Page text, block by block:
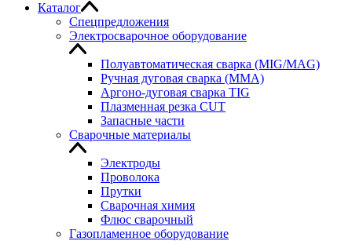
Каталог
Спецпредложения
Электросварочное оборудование
Полуавтоматическая сварка (MIG/MAG)
Ручная дуговая сварка (MMA)
Аргоно-дуговая сварка TIG
Плазменная резка CUT
Запасные части
Сварочные материалы
Электроды
Проволока
Прутки
Сварочная химия
Флюс сварочный
Газопламенное оборудование